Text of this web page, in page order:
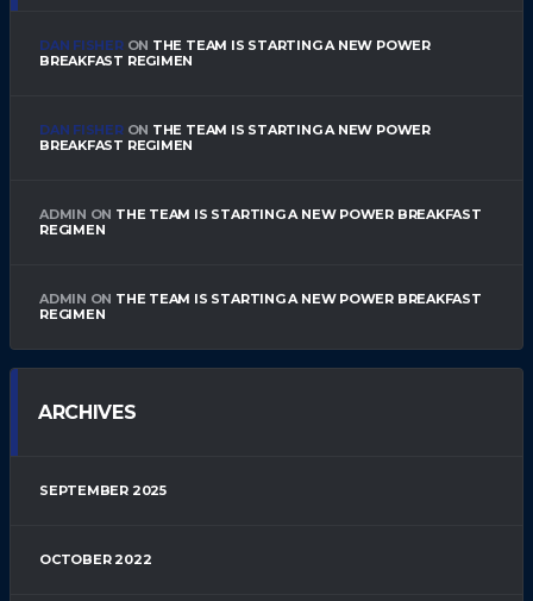
DAN FISHERON THE TEAM IS STARTING A NEW POWER
BREAKFAST REGIMEN
DAN FISHERON THE TEAM IS STARTING A NEW POWER
BREAKFAST REGIMEN
ADMIN ON THE TEAM IS STARTING A NEW POWER BREAKFAST
REGIMEN
ADMIN ON THE TEAM IS STARTING A NEW POWER BREAKFAST
REGIMEN
ARCHIVES
SEPTEMBER 2025
OCTOBER 2022